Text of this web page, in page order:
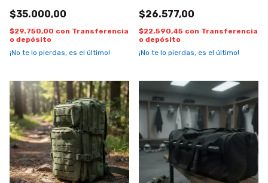
$35.000,00
$29.750,00 con Transferencia
o depósito
¡No te lo pierdas, es el último!
$26.577,00
$22.590,45 con Transferencia
o depósito
¡No te lo pierdas, es el último!